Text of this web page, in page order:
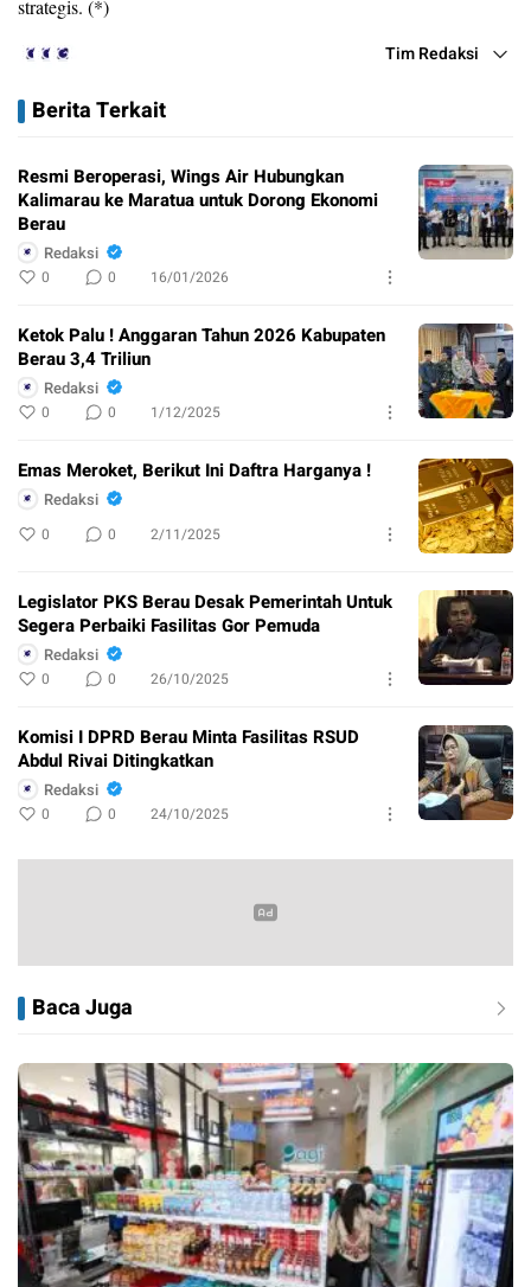
strategis. (*)
Tim Redaksi
Berita Terkait
Resmi Beroperasi, Wings Air Hubungkan
Kalimarau ke Maratua untuk Dorong Ekonomi
Berau
Redaksi
0 0 16/01/2026
Ketok Palu ! Anggaran Tahun 2026 Kabupaten
Berau 3,4 Triliun
Redaksi
0 0 1/12/2025
Emas Meroket, Berikut Ini Daftra Harganya !
Redaksi
0 0 2/11/2025
Legislator PKS Berau Desak Pemerintah Untuk
Segera Perbaiki Fasilitas Gor Pemuda
Redaksi
0 0 26/10/2025
Komisi I DPRD Berau Minta Fasilitas RSUD
Abdul Rivai Ditingkatkan
Redaksi
0 0 24/10/2025
Baca Juga